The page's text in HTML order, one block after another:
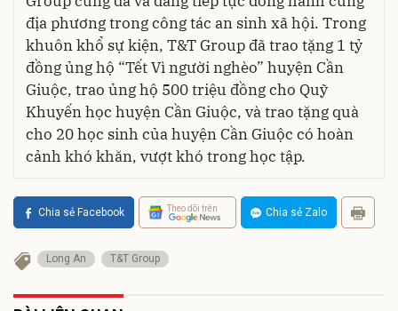
địa phương trong công tác an sinh xã hội. Trong
khuôn khổ sự kiện, T&T Group đã trao tặng 1 tỷ
đồng ủng hộ “Tết Vì người nghèo” huyện Cần
Giuộc, trao ủng hộ 500 triệu đồng cho Quỹ
Khuyến học huyện Cần Giuộc, và trao tặng quà
cho 20 học sinh của huyện Cần Giuộc có hoàn
cảnh khó khăn, vượt khó trong học tập.
Chia sẻ Facebook Theo dõi trên Chia sẻ Zalo
Long An T&T Group